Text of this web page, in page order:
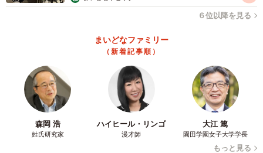
▽自宅でYoutubeを見ながら筋トレをしています（33歳女
▽寝る前に30分程度腹筋をしています（48歳女性）
▽自宅でバーベルやダンベルを使い40分ほど筋トレをして
います（54歳男性）
【2位：ウォーキング・散歩】
６位以降を見る
まいどなファミリー
（新着記事順）
森岡 浩
姓氏研究家
ハイヒール・リンゴ
漫才師
大江 篤
園田学園女子大学学長
もっと見る